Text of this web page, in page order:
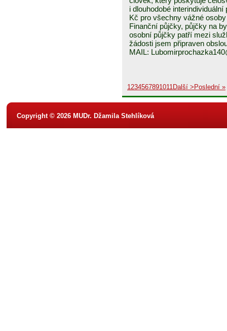
i dlouhodobé
Kč pro všechny vážné
Finanční půjčky, půjčky na
osobní půjčky patří mezi
žádosti jsem připraven
MAIL:
1234567891011Další > Poslední »
Copyright © 2026 MUDr. Džamila Stehlíková